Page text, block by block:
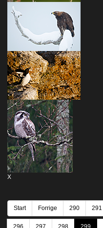
X
Start Forrige 290 291
296 297 298 299